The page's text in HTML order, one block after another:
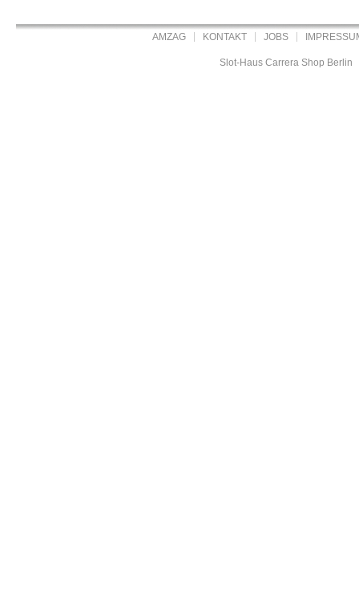
AMZAG KONTAKT JOBS
Slot-Haus Carrera Shop Berlin